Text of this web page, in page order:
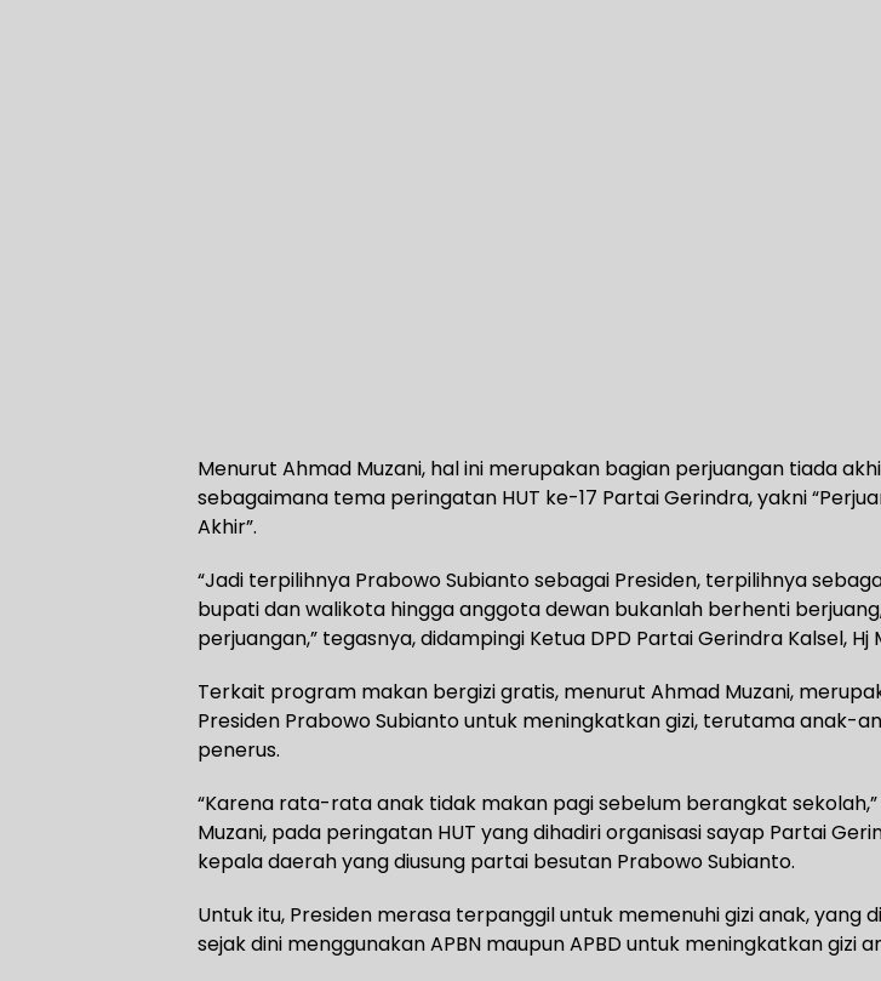
Menurut Ahmad Muzani, hal ini merupakan bagian perjuangan tiada
sebagaimana tema peringatan HUT ke-17 Partai Gerindra, yakni
Akhir”.
“Jadi terpilihnya Prabowo Subianto sebagai Presiden, terpilihnya
bupati dan walikota hingga anggota dewan bukanlah berhenti
perjuangan,” tegasnya, didampingi Ketua DPD Partai Gerindra Kalsel, Hj
Terkait program makan bergizi gratis, menurut Ahmad Muzani,
Presiden Prabowo Subianto untuk meningkatkan gizi, terutama anak-
penerus.
“Karena rata-rata anak tidak makan pagi sebelum berangkat
Muzani, pada peringatan HUT yang dihadiri organisasi sayap Partai
kepala daerah yang diusung partai besutan Prabowo Subianto.
Untuk itu, Presiden merasa terpanggil untuk memenuhi gizi anak, yang
sejak dini menggunakan APBN maupun APBD untuk meningkatkan gizi